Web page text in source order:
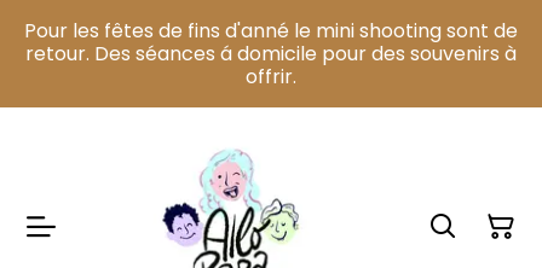
Pour les fêtes de fins d'anné le mini shooting sont de
retour. Des séances á domicile pour des souvenirs à
offrir.